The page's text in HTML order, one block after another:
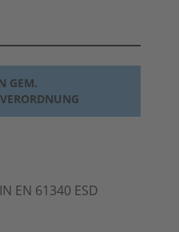
GEM.
EN 61340 ESD